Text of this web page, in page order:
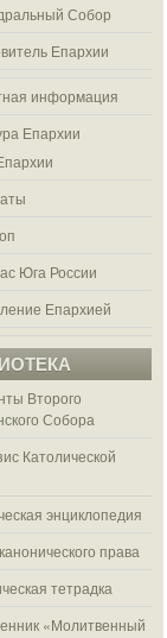
Собор
Епархии
информация
Епархии
Юга России
Епархией
Второго
Собора
Католической
энциклопедия
права
тетрадка
«Молитвенный